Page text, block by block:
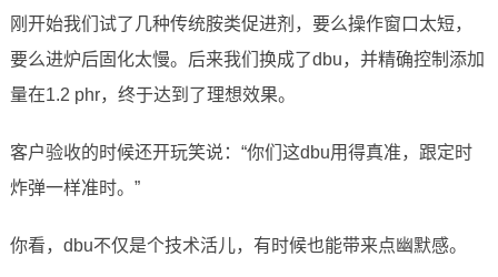
刚开始我们试了几种传统胺类促进剂，要么操作窗口太短，
要么进炉后固化太慢。后来我们换成了dbu，并精确控制添加
量在1.2 phr，终于达到了理想效果。
客户验收的时候还开玩笑说：“你们这dbu用得真准，跟定时
炸弹一样准时。”
你看，dbu不仅是个技术活儿，有时候也能带来点幽默感。